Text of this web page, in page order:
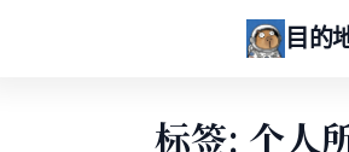
目的
标签: 个人